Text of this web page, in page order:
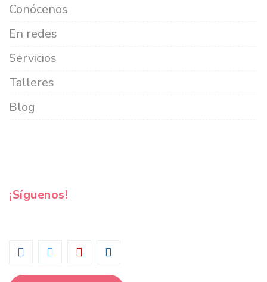
Conócenos
En redes
Servicios
Talleres
Blog
¡Síguenos!